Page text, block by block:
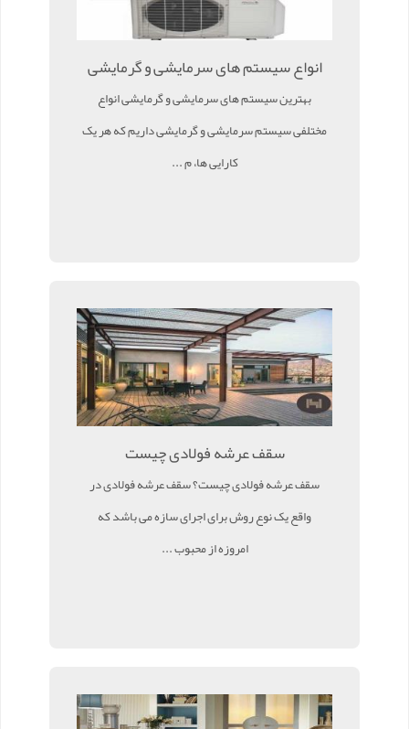
انواع سیستم های سرمایشی و گرمایشی
بهترین سیستم های سرمایشی و گرمایشی انواع
مختلفی سیستم سرمایشی و گرمایشی داریم که هر یک
کارایی ها، م ...
سقف عرشه فولادی چیست
سقف عرشه فولادی چیست؟ سقف عرشه فولادی در
واقع یک نوع روش برای اجرای سازه می باشد که
امروزه از محبوب ...